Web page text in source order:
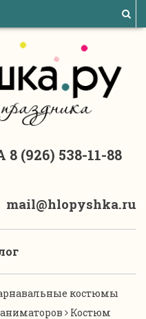
8 (926) 538-11-88
mail@hlopyshka.ru
костюмы
Костюм